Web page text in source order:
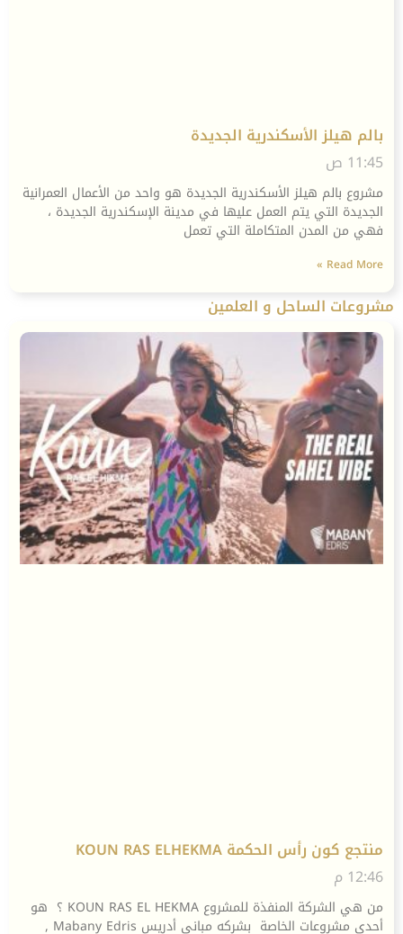
بالم هيلز الأسكندرية الجديدة
11:45 ص
مشروع بالم هيلز الأسكندرية الجديدة هو واحد من الأعمال العمرانية
الجديدة التي يتم العمل عليها في مدينة الإسكندرية الجديدة ،
فهي من المدن المتكاملة التي تعمل
Read More »
مشروعات الساحل و العلمين
منتجع كون رأس الحكمة KOUN RAS ELHEKMA
12:46 م
من هي الشركة المنفذة للمشروع KOUN RAS EL HEKMA ؟ هو
أحدي مشروعات الخاصة بشركه مباني أدريس Mabany Edris ,